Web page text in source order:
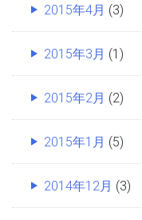
2015年4月 (3)
2015年3月 (1)
2015年2月 (2)
2015年1月 (5)
2014年12月 (3)